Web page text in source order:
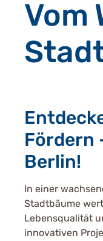
Vom
Fördern
Berlin!
In einer
Stadtbäume
Lebensqualität
innovativen